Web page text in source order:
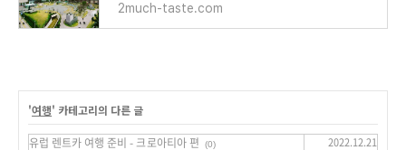
2much-taste.com
'여행' 카테고리의 다른 글
유럽 렌트카 여행 준비 - 크로아티아 편 (0) 2022.12.21